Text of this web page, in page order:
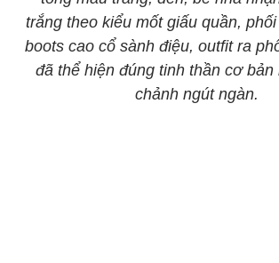
trắng theo kiểu mốt giấu quần,
boots cao cổ sành điệu, outfit ra
đã thể hiện đúng tinh thần cơ bản
chảnh ngút ngàn.